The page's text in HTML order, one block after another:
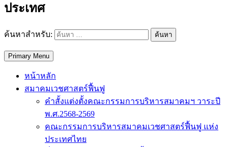
ประเทศ
ค้นหาสำหรับ:
Primary Menu
หน้าหลัก
สมาคมเวชศาสตร์ฟื้นฟู
คำสั้งแต่งตั้งคณะกรรมการบริหารสมาคมฯ วาระปี
พ.ศ.2568-2569
คณะกรรมการบริหารสมาคมเวชศาสตร์ฟื้นฟู แห่ง
ประเทศไทย